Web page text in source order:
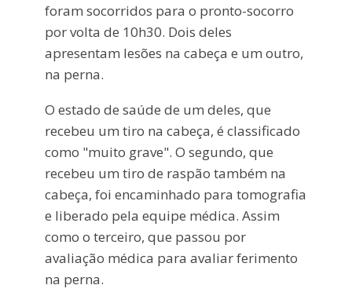
foram socorridos para o pronto-socorro
por volta de 10h30. Dois deles
apresentam lesões na cabeça e um outro,
na perna.
O estado de saúde de um deles, que
recebeu um tiro na cabeça, é classificado
como "muito grave". O segundo, que
recebeu um tiro de raspão também na
cabeça, foi encaminhado para tomografia
e liberado pela equipe médica. Assim
como o terceiro, que passou por
avaliação médica para avaliar ferimento
na perna.